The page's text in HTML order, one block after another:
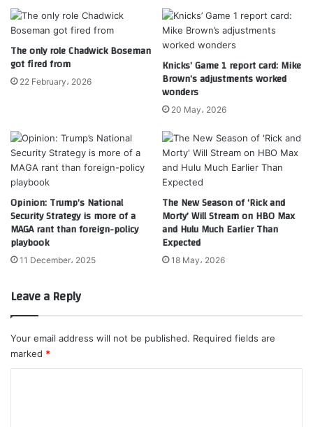
The only role Chadwick Boseman
got fired from
22 February، 2026
Knicks’ Game 1 report card: Mike
Brown’s adjustments worked
wonders
20 May، 2026
Opinion: Trump’s National
Security Strategy is more of a
MAGA rant than foreign-policy
playbook
11 December، 2025
The New Season of ‘Rick and
Morty’ Will Stream on HBO Max
and Hulu Much Earlier Than
Expected
18 May، 2026
Leave a Reply
Your email address will not be published. Required fields are
marked *